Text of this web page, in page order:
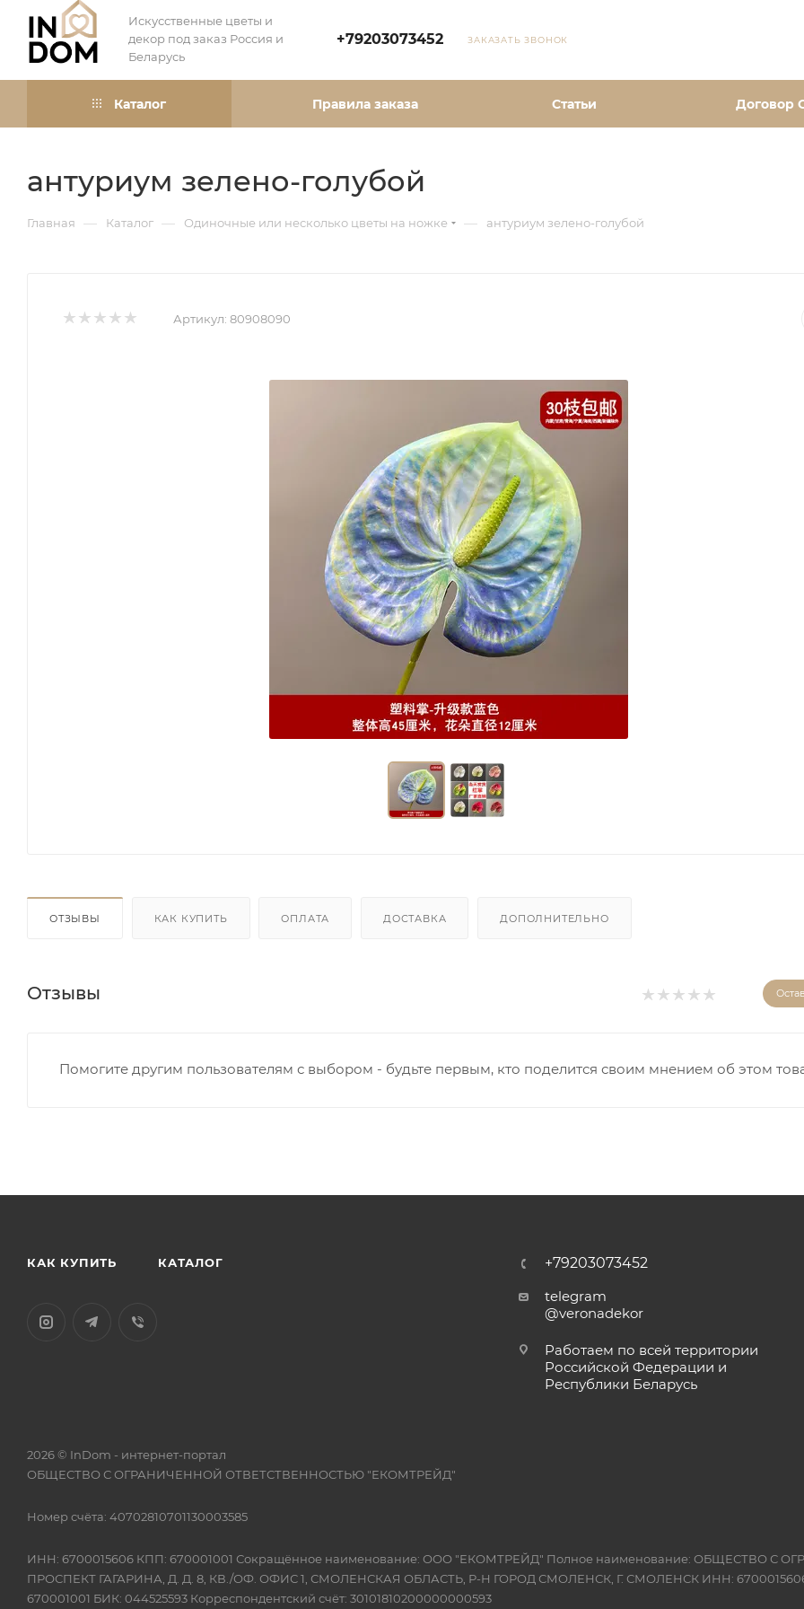
Искусственные цветы и
декор под заказ Россия и
Беларусь
+79203073452 ЗАКАЗАТЬ ЗВОНОК
Каталог Правила заказа Статьи Договор
антуриум зелено-голубой
Главная — Каталог — Одиночные или несколько цветы на ножке — антуриум зелено-голубой
Артикул: 80908090
ОТЗЫВЫ КАК КУПИТЬ ОПЛАТА ДОСТАВКА ДОПОЛНИТЕЛЬНО
Отзывы
Помогите другим пользователям с выбором - будьте первым, кто поделится своим мнением об этом
КАК КУПИТЬ КАТАЛОГ
+79203073452
telegram
@veronadekor
Работаем по всей территории
Российской Федерации и
Республики Беларусь
2026 © InDom - интернет-портал
ОБЩЕСТВО С ОГРАНИЧЕННОЙ ОТВЕТСТВЕННОСТЬЮ "ЕКОМТРЕЙД"
Номер счёта: 40702810701130003585
ИНН: 6700015606 КПП: 670001001 Сокращённое наименование: ООО "ЕКОМТРЕЙД" Полное наименование: ОБЩЕСТВО
ПРОСПЕКТ ГАГАРИНА, Д. Д. 8, КВ./ОФ. ОФИС 1, СМОЛЕНСКАЯ ОБЛАСТЬ, Р-Н ГОРОД СМОЛЕНСК, Г. СМОЛЕНСК ИНН:
670001001 БИК: 044525593 Корреспондентский счёт: 30101810200000000593